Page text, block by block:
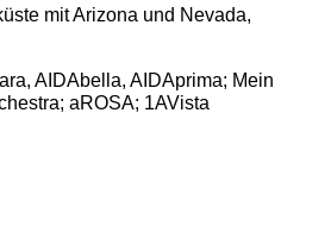
mit Arizona und Nevada,
AIDAbella, AIDAprima; Mein
aROSA; 1AVista